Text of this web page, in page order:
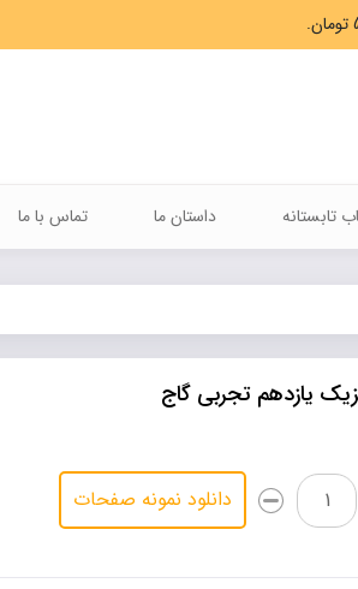
تابستانه داستان ما تماس با ما
آی
کیو
فیزیک
دانلود نمونه صفحات